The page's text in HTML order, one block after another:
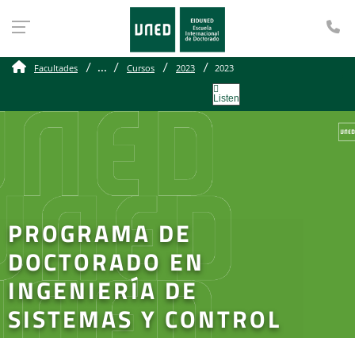
Facultades ... Cursos 2023 2023
Listen
PROGRAMA DE
DOCTORADO EN
INGENIERÍA DE
SISTEMAS Y CONTROL